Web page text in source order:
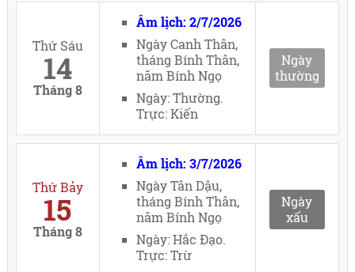
Thứ Sáu
14
Tháng 8
Âm lịch: 2/7/2026
Ngày Canh Thân,
tháng Bính Thân,
năm Bính Ngọ
Ngày: Thường.
Trực: Kiến
Ngày
thường
Thứ Bảy
15
Tháng 8
Âm lịch: 3/7/2026
Ngày Tân Dậu,
tháng Bính Thân,
năm Bính Ngọ
Ngày: Hắc Đạo.
Trực: Trừ
Ngày
xấu